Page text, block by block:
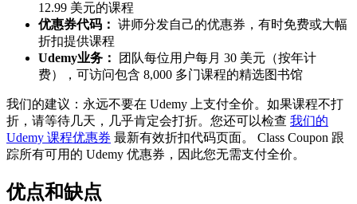
12.99 美元的课程
优惠券代码： 讲师分发自己的优惠券，有时免费或大幅
折扣提供课程
Udemy业务：
团队每位用户每月 30 美元（按年计
费），可访问包含 8,000 多门课程的精选图书馆
我们的建议：永远不要在 Udemy 上支付全价。如果课程不打
折，请等待几天，几乎肯定会打折。您还可以检查 我们的
Udemy 课程优惠券 最新有效折扣代码页面。 Class Coupon 跟
踪所有可用的 Udemy 优惠券，因此您无需支付全价。
优点和缺点